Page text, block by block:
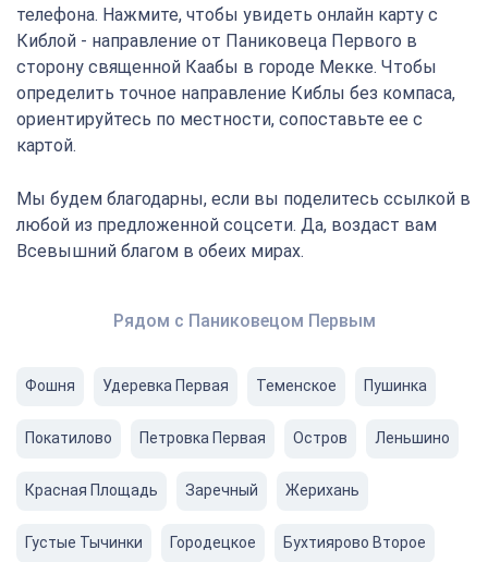
телефона. Нажмите, чтобы увидеть онлайн карту с
Киблой - направление от Паниковеца Первого в
сторону священной Каабы в городе Мекке. Чтобы
определить точное направление Киблы без компаса,
ориентируйтесь по местности, сопоставьте ее с
картой.
Мы будем благодарны, если вы поделитесь ссылкой в
любой из предложенной соцсети. Да, воздаст вам
Всевышний благом в обеих мирах.
Рядом с Паниковецом Первым
Фошня Удеревка Первая Теменское Пушинка
Покатилово Петровка Первая Остров Леньшино
Красная Площадь Заречный Жерихань
Густые Тычинки Городецкое Бухтиярово Второе